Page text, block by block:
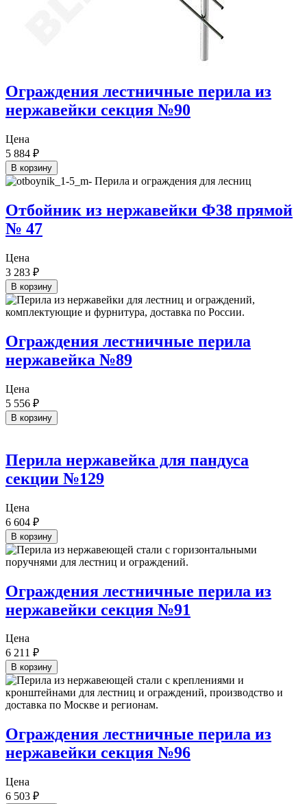
Ограждения лестничные перила из
нержавейки секция №90
Цена
5 884 ₽
В корзину
Отбойник из нержавейки Ф38 прямой
№ 47
Цена
3 283 ₽
В корзину
Ограждения лестничные перила
нержавейка №89
Цена
5 556 ₽
В корзину
Перила нержавейка для пандуса
секции №129
Цена
6 604 ₽
В корзину
Ограждения лестничные перила из
нержавейки секция №91
Цена
6 211 ₽
В корзину
Ограждения лестничные перила из
нержавейки секция №96
Цена
6 503 ₽